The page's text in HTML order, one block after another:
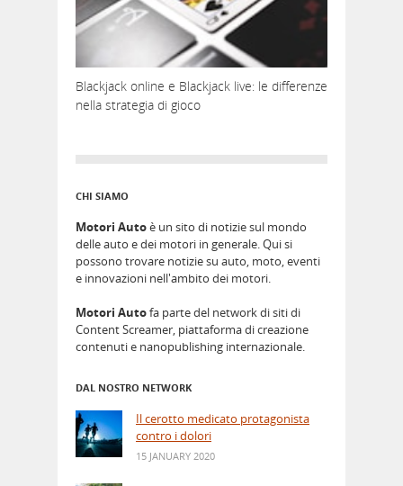
Blackjack online e Blackjack live: le differenze
nella strategia di gioco
CHI SIAMO
Motori Autoè un sito di notizie sul mondo
delle auto e dei motori in generale. Qui si
possono trovare notizie su auto, moto, eventi
e innovazioni nell'ambito dei motori.
Motori Autofa parte del network di siti di
Content Screamer, piattaforma di creazione
contenuti e nanopublishing internazionale.
DAL NOSTRO NETWORK
Il cerotto medicato protagonista
contro i dolori
15 JANUARY 2020